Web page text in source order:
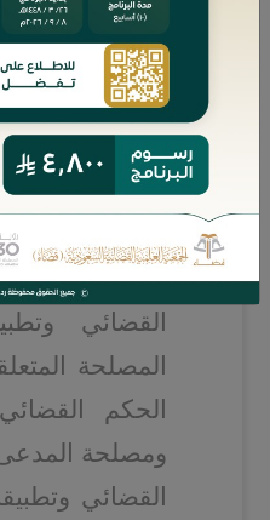
وشواهد
القضائي
القضائي،
الحكم القضائي
ومصلحة
القضائي
المدعى
القضائي
المصلحة
الحكم
ومصلحة
القضائي